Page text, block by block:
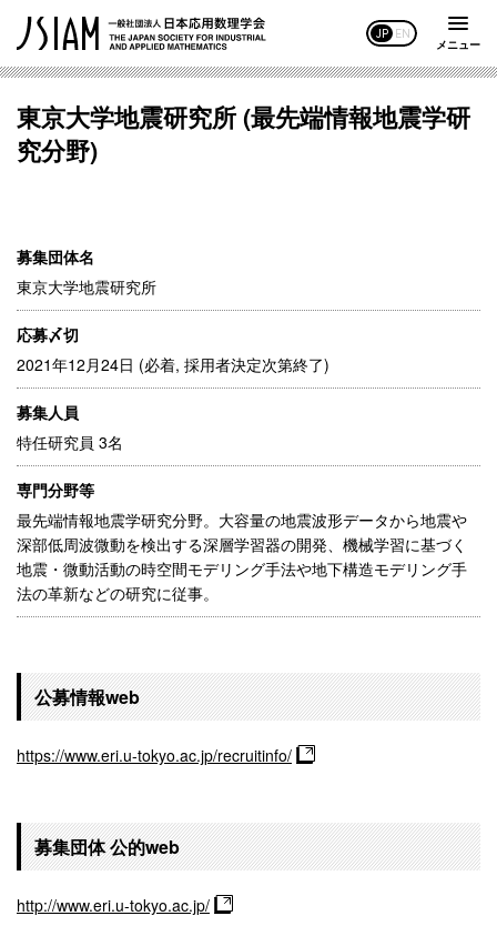
JP EN
メニュー
東京大学地震研究所 (最先端情報地震学研
究分野)
募集団体名
東京大学地震研究所
応募〆切
2021年12月24日 (必着, 採用者決定次第終了)
募集人員
特任研究員 3名
専門分野等
最先端情報地震学研究分野。大容量の地震波形データから地震や
深部低周波微動を検出する深層学習器の開発、機械学習に基づく
地震・微動活動の時空間モデリング手法や地下構造モデリング手
法の革新などの研究に従事。
公募情報web
https://www.eri.u-tokyo.ac.jp/recruitinfo/
募集団体 公的web
http://www.eri.u-tokyo.ac.jp/